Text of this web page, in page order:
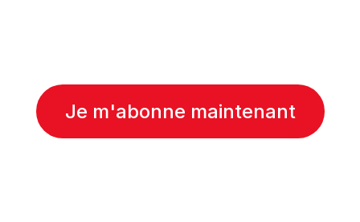
Je m'abonne maintenant